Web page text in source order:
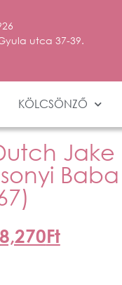
utca 37-39.
KÖLCSÖNZŐ
Jake
Baba
8,270Ft